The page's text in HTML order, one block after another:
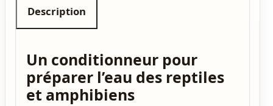
Description
Un conditionneur pour
préparer l’eau des reptiles
et amphibiens